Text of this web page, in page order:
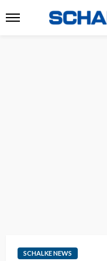
SCHALKE NEWS